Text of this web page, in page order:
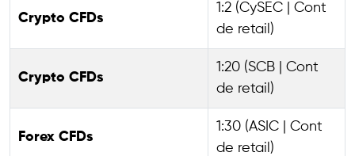
Crypto CFDs
1:2 (CySEC | Cont
de retail)
Crypto CFDs
1:20 (SCB | Cont
de retail)
Forex CFDs
1:30 (ASIC | Cont
de retail)